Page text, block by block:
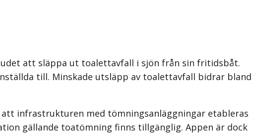
att släppa ut toalettavfall i sjön från sin fritidsbåt.
till. Minskade utsläpp av toalettavfall bidrar bland
infrastrukturen med tömningsanläggningar etableras
gällande toatömning finns tillgänglig. Appen är dock